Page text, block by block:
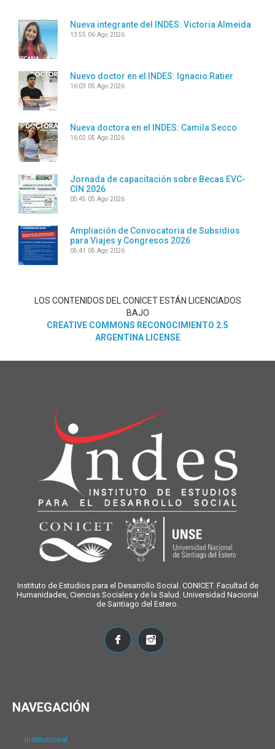
Nueva integrante del INDES: Victoria Almeida
13:55 06 Ago 2026
Nuevo doctor en el INDES: Ignacio Ratier
16:03 05 Ago 2026
Nueva doctora en el INDES: Camila Secco
16:02 05 Ago 2026
Jornada de capacitación sobre Becas EVC-
CIN 2026
05:45 05 Ago 2026
Ampliación de Convocatoria de Subsidios
para Viajes y Congresos 2026
05:41 05 Ago 2026
LOS CONTENIDOS DEL CONICET ESTÁN LICENCIADOS
BAJO
CREATIVE COMMONS RECONOCIMIENTO 2.5
ARGENTINA LICENSE
Instituto de Estudios para el Desarrollo Social. CONICET. Facultad de
Humanidades, Ciencias Sociales y de la Salud. Universidad Nacional
de Santiago del Estero.
NAVEGACIÓN
Institucional